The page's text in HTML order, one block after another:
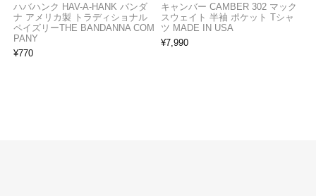
ハバハンク HAV-A-HANK バンダ
ナ アメリカ製 トラディショナル
ペイズリーTHE BANDANNA COM
PANY
¥770
キャンバー CAMBER 302 マック
スウェイト 半袖 ポケット Tシャ
ツ MADE IN USA
¥7,990